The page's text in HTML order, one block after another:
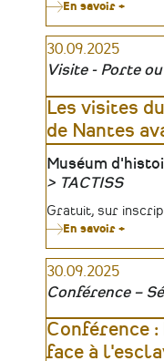
En savoir +
autour
Loire,
la
Maine
à
la
mer
30.09.2025
Visite - Porte
Les visites
de Nantes
Lieu
Muséum
Organisateur
TACTISS
Tarifs
Gratuit, sur
En savoir +
visites
réseau
n°5
Le
de
30.09.2025
Conférence –
Conférence
face à